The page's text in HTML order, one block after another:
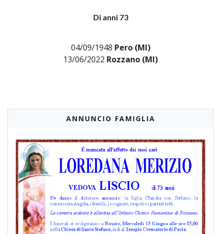
Di anni 73
04/09/1948 Pero (MI)
13/06/2022 Rozzano (MI)
ANNUNCIO FAMIGLIA